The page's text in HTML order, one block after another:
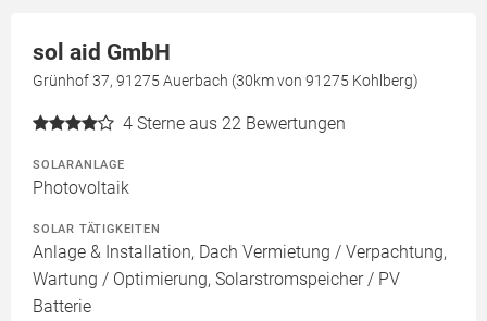
sol aid GmbH
Grünhof 37, 91275 Auerbach (30km von 91275 Kohlberg)
4 Sterne aus 22 Bewertungen
SOLARANLAGE
Photovoltaik
SOLAR TÄTIGKEITEN
Anlage & Installation, Dach Vermietung / Verpachtung,
Wartung / Optimierung, Solarstromspeicher / PV
Batterie